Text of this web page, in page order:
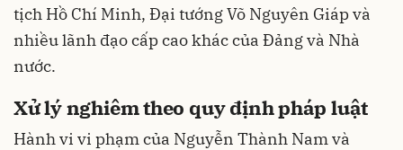
tịch Hồ Chí Minh, Đại tướng Võ Nguyên Giáp và
nhiều lãnh đạo cấp cao khác của Đảng và Nhà
nước.
Xử lý nghiêm theo quy định pháp luật
Hành vi vi phạm của Nguyễn Thành Nam và